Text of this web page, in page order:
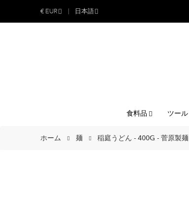
€ EUR 日本語
食料品 ツール
ホーム 麺 稲庭うどん - 400G - 菅原製麺